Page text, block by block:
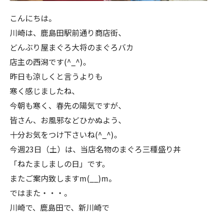
こんにちは。
川崎は、鹿島田駅前通り商店街、
どんぶり屋まぐろ大将のまぐろバカ
店主の西潟です(^_^)。
昨日も涼しくと言うよりも
寒く感じましたね、
今朝も寒く、春先の陽気ですが、
皆さん、お風邪などひかぬよう、
十分お気をつけ下さいね(^_^)。
今週23日（土）は、当店名物のまぐろ三種盛り丼
「ねたましましの日」です。
またご案内致しますm(__)m。
ではまた・・・。
川崎で、鹿島田で、新川崎で